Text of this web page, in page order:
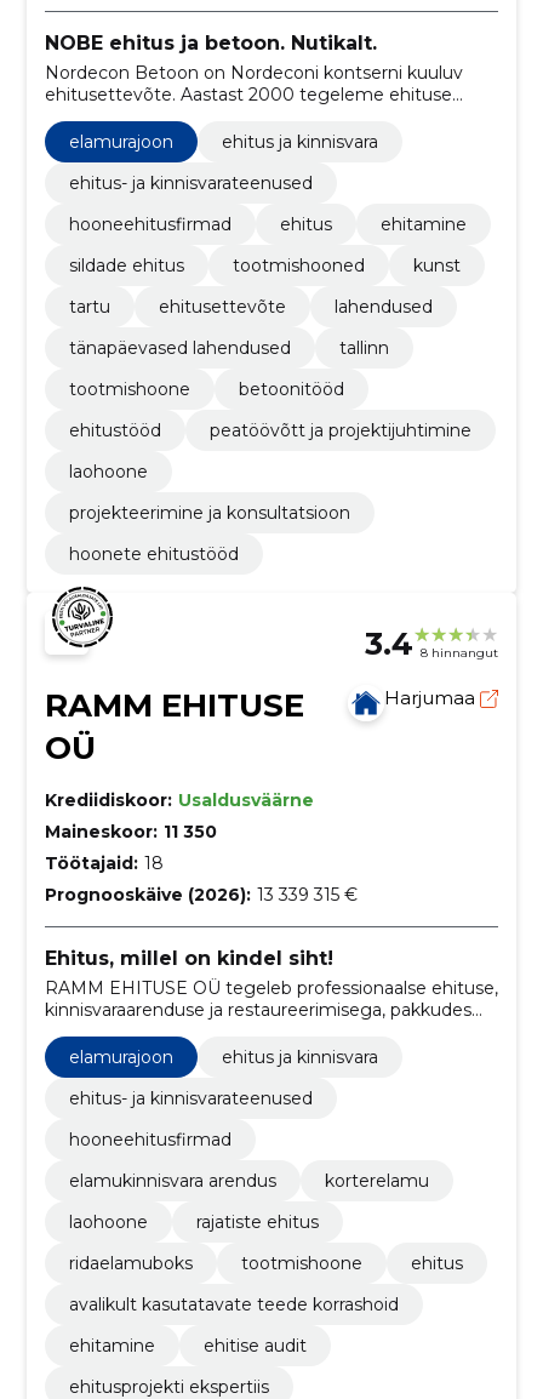
NOBE ehitus ja betoon. Nutikalt.
Nordecon Betoon on Nordeconi kontserni kuuluv
ehitusettevõte. Aastast 2000 tegeleme ehituse
peatöövõtu ja betoonitöödega.
elamurajoon
ehitus ja kinnisvara
ehitus- ja kinnisvarateenused
hooneehitusfirmad
ehitus
ehitamine
sildade ehitus
tootmishooned
kunst
tartu
ehitusettevõte
lahendused
tänapäevased lahendused
tallinn
tootmishoone
betoonitööd
ehitustööd
peatöövõtt ja projektijuhtimine
laohoone
projekteerimine ja konsultatsioon
hoonete ehitustööd
3.4 8 hinnangut
RAMM EHITUSE
OÜ
Harjumaa
Krediidiskoor: Usaldusväärne
Maineskoor: 11 350
Töötajaid: 18
Prognooskäive (2026): 13 339 315 €
Ehitus, millel on kindel siht!
RAMM EHITUSE OÜ tegeleb professionaalse ehituse,
kinnisvaraarenduse ja restaureerimisega, pakkudes
elamurajoon
ehitus ja kinnisvara
ehitus- ja kinnisvarateenused
hooneehitusfirmad
elamukinnisvara arendus
korterelamu
laohoone
rajatiste ehitus
ridaelamuboks
tootmishoone
ehitus
avalikult kasutatavate teede korrashoid
ehitamine
ehitise audit
ehitusprojekti ekspertiis